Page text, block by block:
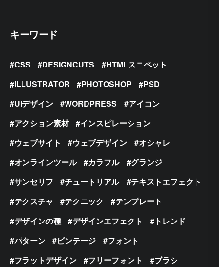
キーワード
CSS DESIGNCUTS
HTMLスニペット
ILLUSTRATOR
PHOTOSHOP
PSD
UIデザイン
WORDPRESS
アイコン
アクション素材
インスピレーション
ウェブサイト
ウェブデザイン
オシャレ
オンラインツール
カラフル
グランジ
サンセリフ
チュートリアル
テキストエフェクト
テクスチャ
テクニック
テンプレート
デザインの種
デザインエフェクト
トレンド
パターン
ビンテージ
フォント
フラットデザイン
フリーフォント
ブラシ